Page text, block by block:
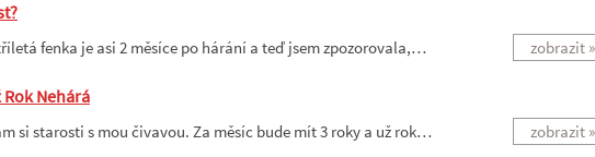
fenka je asi 2 měsíce po hárání a teď jsem zpozorovala,… zobrazit »
Rok Nehárá
si starosti s mou čivavou. Za měsíc bude mít 3 roky a už rok… zobrazit »